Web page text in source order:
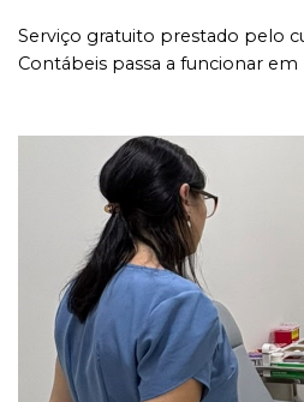
Serviço gratuito prestado pelo
Contábeis passa a funcionar